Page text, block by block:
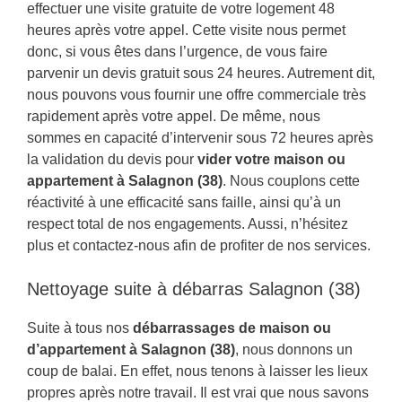
effectuer une visite gratuite de votre logement 48
heures après votre appel. Cette visite nous permet
donc, si vous êtes dans l’urgence, de vous faire
parvenir un devis gratuit sous 24 heures. Autrement dit,
nous pouvons vous fournir une offre commerciale très
rapidement après votre appel. De même, nous
sommes en capacité d’intervenir sous 72 heures après
la validation du devis pour vider votre maison ou
appartement à Salagnon (38). Nous couplons cette
réactivité à une efficacité sans faille, ainsi qu’à un
respect total de nos engagements. Aussi, n’hésitez
plus et contactez-nous afin de profiter de nos services.
Nettoyage suite à débarras Salagnon (38)
Suite à tous nos débarrassages de maison ou
d’appartement à Salagnon (38), nous donnons un
coup de balai. En effet, nous tenons à laisser les lieux
propres après notre travail. Il est vrai que nous savons